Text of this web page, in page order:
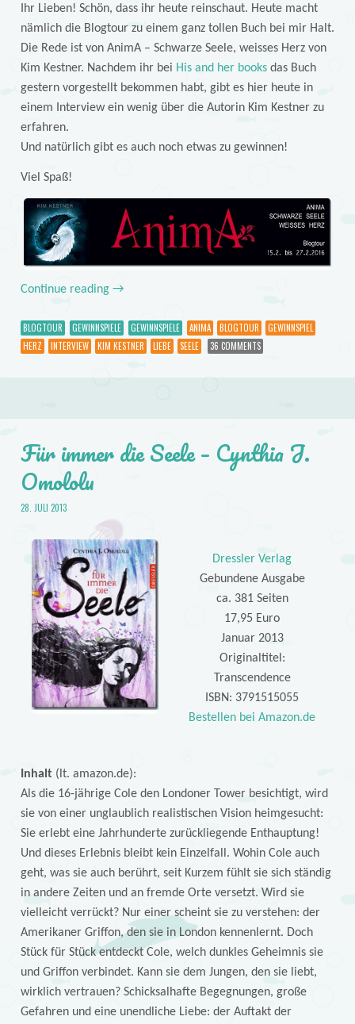
Ihr Lieben! Schön, dass ihr heute reinschaut. Heute macht
nämlich die Blogtour zu einem ganz tollen Buch bei mir Halt.
Die Rede ist von AnimA – Schwarze Seele, weisses Herz von
Kim Kestner. Nachdem ihr bei His and her booksdas Buch
gestern vorgestellt bekommen habt, gibt es hier heute in
einem Interview ein wenig über die Autorin Kim Kestner zu
erfahren.
Und natürlich gibt es auch noch etwas zu gewinnen!
Viel Spaß!
Continue reading →
BLOGTOUR GEWINNSPIELE GEWINNSPIELE ANIMA BLOGTOUR
GEWINNSPIEL
HERZ
INTERVIEW KIM KESTNER LIEBE SEELE 36 COMMENTS
Für immer die Seele – Cynthia J.
Omololu
28. JULI 2013
Dressler Verlag
Gebundene Ausgabe
ca. 381 Seiten
17,95 Euro
Januar 2013
Originaltitel:
Transcendence
ISBN: 3791515055
Bestellen bei Amazon.de
Inhalt (lt. amazon.de):
Als die 16-jährige Cole den Londoner Tower besichtigt, wird
sie von einer unglaublich realistischen Vision heimgesucht:
Sie erlebt eine Jahrhunderte zurückliegende Enthauptung!
Und dieses Erlebnis bleibt kein Einzelfall. Wohin Cole auch
geht, was sie auch berührt, seit Kurzem fühlt sie sich ständig
in andere Zeiten und an fremde Orte versetzt. Wird sie
vielleicht verrückt? Nur einer scheint sie zu verstehen: der
Amerikaner Griffon, den sie in London kennenlernt. Doch
Stück für Stück entdeckt Cole, welch dunkles Geheimnis sie
und Griffon verbindet. Kann sie dem Jungen, den sie liebt,
wirklich vertrauen? Schicksalhafte Begegnungen, große
Gefahren und eine unendliche Liebe: der Auftakt der